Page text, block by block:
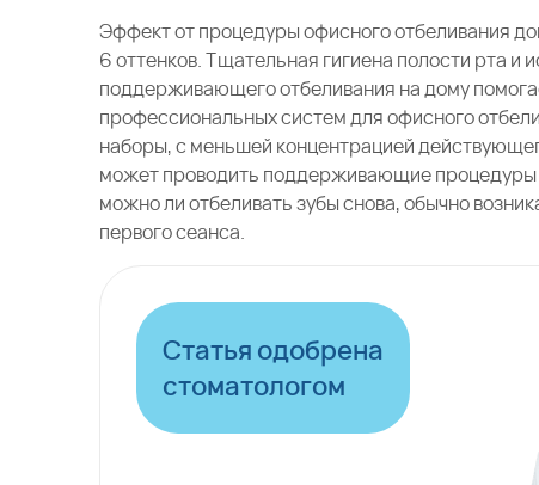
Эффект от процедуры офисного отбеливания
6 оттенков. Тщательная гигиена полости рта и
поддерживающего отбеливания на дому
профессиональных систем для офисного
наборы, с меньшей концентрацией
может проводить поддерживающие процедуры
можно ли отбеливать зубы снова, обычно
первого сеанса.
Статья одобрена
стоматологом